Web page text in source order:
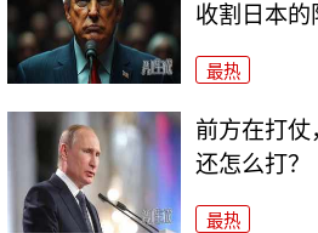
收割日本的
最热
前方在打仗
还怎么打？
最热